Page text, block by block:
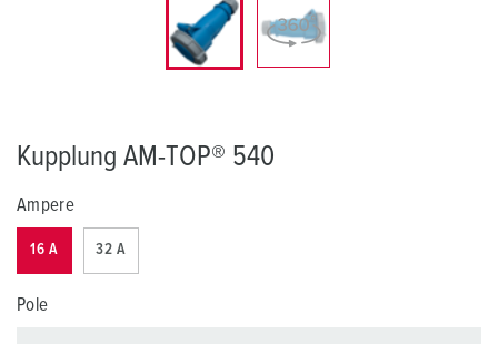
Kupplung AM-TOP® 540
Ampere
16 A 32 A
Pole